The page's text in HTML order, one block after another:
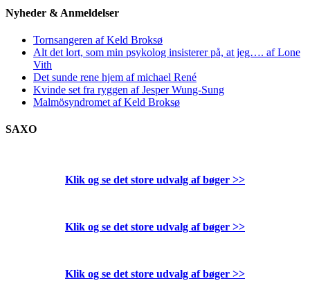
Nyheder & Anmeldelser
Tornsangeren af Keld Broksø
Alt det lort, som min psykolog insisterer på, at jeg…. af Lone
Vith
Det sunde rene hjem af michael René
Kvinde set fra ryggen af Jesper Wung-Sung
Malmösyndromet af Keld Broksø
SAXO
Klik og se det store udvalg af bøger >>
Klik og se det store udvalg af bøger >>
Klik og se det store udvalg af bøger >>